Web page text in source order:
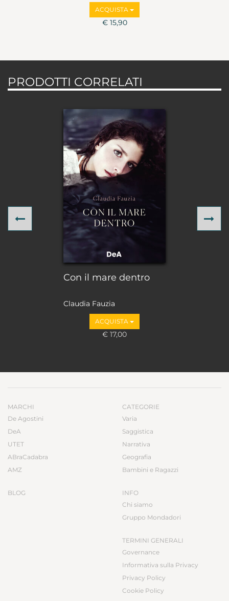
ACQUISTA
€ 15,90
PRODOTTI CORRELATI
Con il mare dentro
Claudia Fauzia
ACQUISTA
€ 17,00
Previous
MARCHI
De Agostini
DeA
UTET
ABraCadabra
AMZ
BLOG
CATEGORIE
Varia
Saggistica
Narrativa
Geografia
Bambini e Ragazzi
INFO
Chi siamo
Gruppo Mondadori
TERMINI GENERALI
Governance
Informativa sulla Privacy
Privacy Policy
Cookie Policy